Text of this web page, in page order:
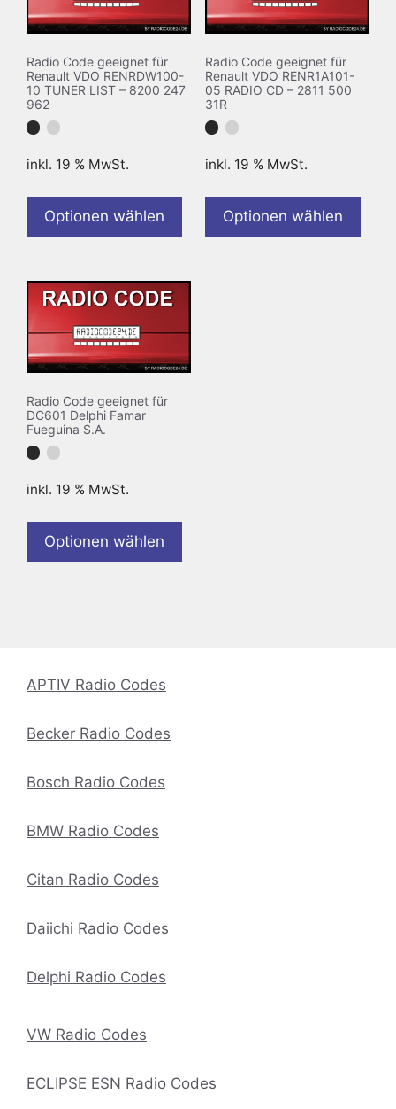
Radio Code geeignet für
Renault VDO RENRDW100-
10 TUNER LIST – 8200 247
962
inkl. 19 % MwSt.
Optionen wählen
Radio Code geeignet für
Renault VDO RENR1A101-
05 RADIO CD – 2811 500
31R
inkl. 19 % MwSt.
Optionen wählen
Radio Code geeignet für
DC601 Delphi Famar
Fueguina S.A.
inkl. 19 % MwSt.
Optionen wählen
APTIV Radio Codes
Becker Radio Codes
Bosch Radio Codes
BMW Radio Codes
Citan Radio Codes
Daiichi Radio Codes
Delphi Radio Codes
VW Radio Codes
ECLIPSE ESN Radio Codes